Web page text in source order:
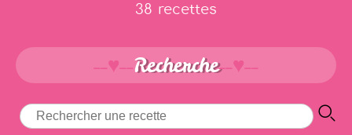
38 recettes
Recherche